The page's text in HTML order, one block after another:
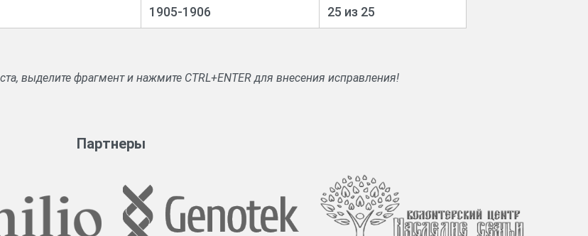
1905-1906 25 из 25
выделите фрагмент и нажмите CTRL+ENTER для внесения исправления!
Партнеры